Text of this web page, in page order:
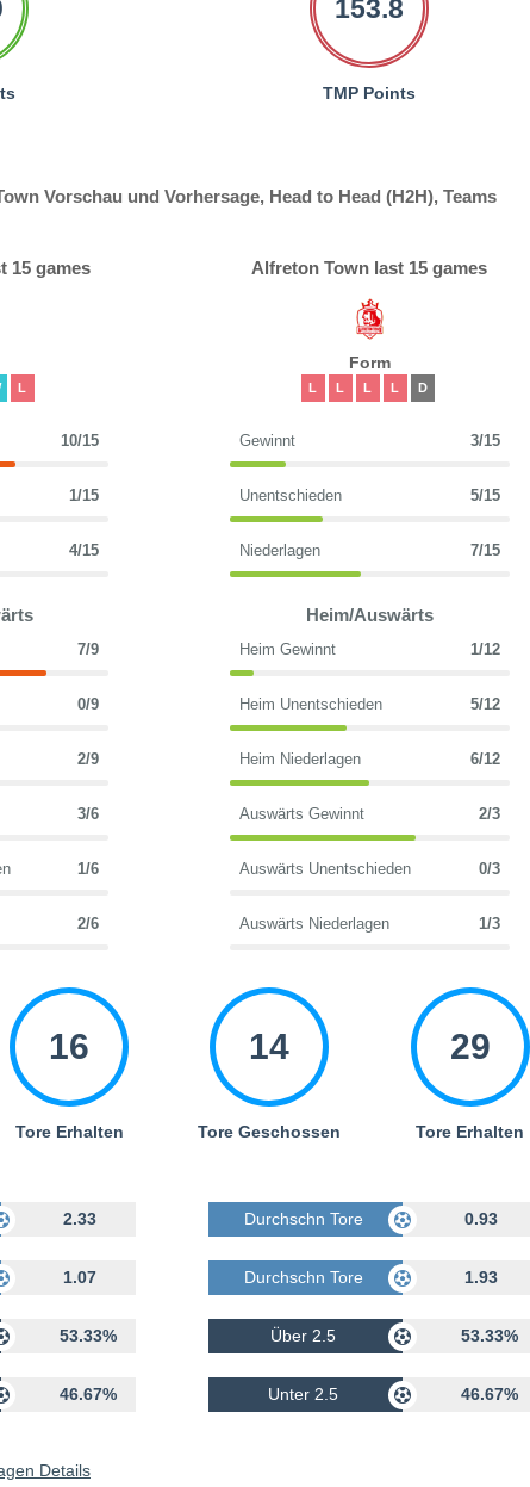
153.8
TMP Points
Vorschau und Vorhersage, Head to Head (H2H), Teams
15 games
L
10/15
1/15
4/15
7/9
0/9
2/9
3/6
1/6
2/6
16
Tore Erhalten
2.33
1.07
53.33%
46.67%
Alfreton Town last 15 games
Form
L L L L D
Gewinnt 3/15
Unentschieden 5/15
Niederlagen 7/15
Heim/Auswärts
Heim Gewinnt 1/12
Heim Unentschieden 5/12
Heim Niederlagen 6/12
Auswärts Gewinnt 2/3
Auswärts Unentschieden 0/3
Auswärts Niederlagen 1/3
14
Tore Geschossen
29
Tore Erhalten
Durchschn Tore Geschossen 0.93
Durchschn Tore Erhalten 1.93
Über 2.5 53.33%
Unter 2.5 46.67%
Details